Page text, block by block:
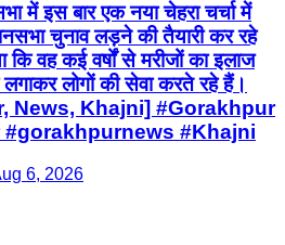
में इस बार एक नया चेहरा चर्चा में
चुनाव लड़ने की तैयारी कर रहे
कि वह कई वर्षों से मरीजों का इलाज
लोगों की सेवा करते रहे हैं।
News, Khajni] #Gorakhpur
#Khajni
6, 2026